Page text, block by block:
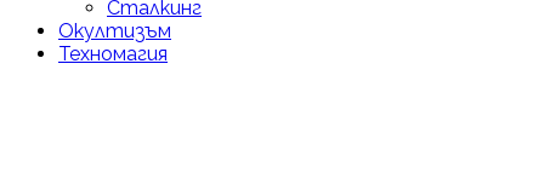
Сталкинг
Окултизъм
Техномагия